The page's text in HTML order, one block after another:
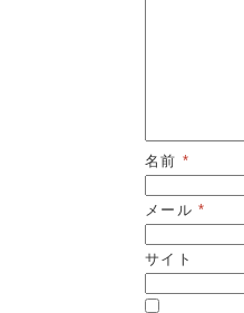
名前 *
メール*
サイト